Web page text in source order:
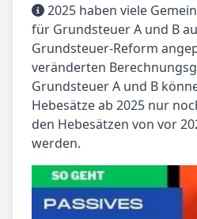
2025 haben viele
für Grundsteuer A und B
Grundsteuer-Reform
veränderten
Grundsteuer A und B
Hebesätze ab 2025 nur
den Hebesätzen von vor
werden.